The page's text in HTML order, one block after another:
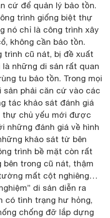
cứ để quản lý bảo tồn.
trình giống biệt thự
nó chỉ là công trình xây
không cần bảo tồn.
trình cũ nát, bị đề xuất
những di sản rất quan
tu bảo tồn. Trong mọi
phải căn cứ vào các
tác khảo sát đánh giá
chủ yếu mới được
những đánh giá về hình
khảo sát từ bên
trình bề mặt còn rất
bên trong cũ nát, thậm
mất cột nghiêng…
di sản diễn ra
có tình trạng hư hỏng,
chống đỡ lắp dựng